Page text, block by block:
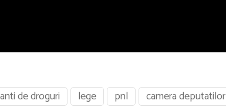
de droguri lege pnl
camera deputatilor